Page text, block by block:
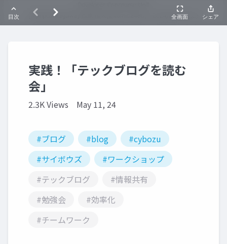
実践！「テックブログを読む
会」
2.3K Views May 11, 24
#ブログ #blog
#cybozu
#サイボウズ
#ワークショップ
#テックブログ
#情報共有
#勉強会
#効率化
#チームワーク